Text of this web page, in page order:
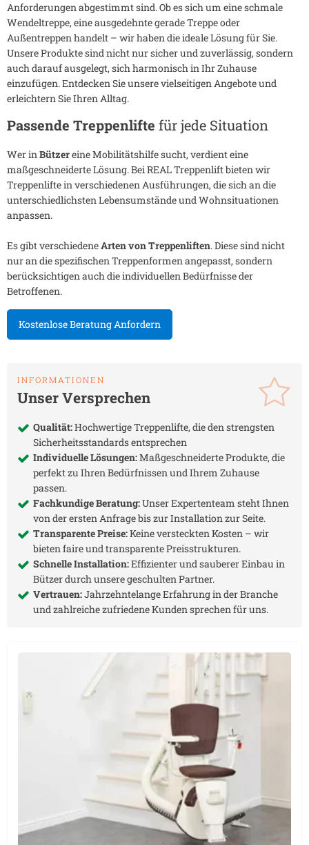
Anforderungen abgestimmt sind. Ob es sich um eine schmale
Wendeltreppe, eine ausgedehnte gerade Treppe oder
Außentreppen handelt – wir haben die ideale Lösung für Sie.
Unsere Produkte sind nicht nur sicher und zuverlässig, sondern
auch darauf ausgelegt, sich harmonisch in Ihr Zuhause
einzufügen. Entdecken Sie unsere vielseitigen Angebote und
erleichtern Sie Ihren Alltag.
Passende Treppenlifte für jede Situation
Wer inBützereine Mobilitätshilfe sucht, verdient eine
maßgeschneiderte Lösung. Bei REAL Treppenlift bieten wir
Treppenlifte in verschiedenen Ausführungen, die sich an die
unterschiedlichsten Lebensumstände und Wohnsituationen
anpassen.
Es gibt verschiedeneArten von Treppenliften. Diese sind nicht
nur an die spezifischen Treppenformen angepasst, sondern
berücksichtigen auch die individuellen Bedürfnisse der
Betroffenen.
Kostenlose Beratung Anfordern
INFORMATIONEN
Unser Versprechen
Qualität:Hochwertige Treppenlifte, die den strengsten
Sicherheitsstandards entsprechen
Individuelle Lösungen:Maßgeschneiderte Produkte, die
perfekt zu Ihren Bedürfnissen und Ihrem Zuhause
passen.
Fachkundige Beratung:Unser Expertenteam steht Ihnen
von der ersten Anfrage bis zur Installation zur Seite.
Transparente Preise:Keine versteckten Kosten – wir
bieten faire und transparente Preisstrukturen.
Schnelle Installation:Effizienter und sauberer Einbau in
Bützerdurch unsere geschulten Partner.
Vertrauen:Jahrzehntelange Erfahrung in der Branche
und zahlreiche zufriedene Kunden sprechen für uns.